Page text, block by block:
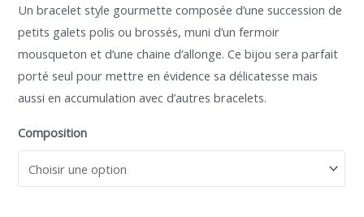
Un bracelet style gourmette composée d’une succession de
petits galets polis ou brossés, muni d’un fermoir
mousqueton et d’une chaine d’allonge. Ce bijou sera parfait
porté seul pour mettre en évidence sa délicatesse mais
aussi en accumulation avec d’autres bracelets.
Composition